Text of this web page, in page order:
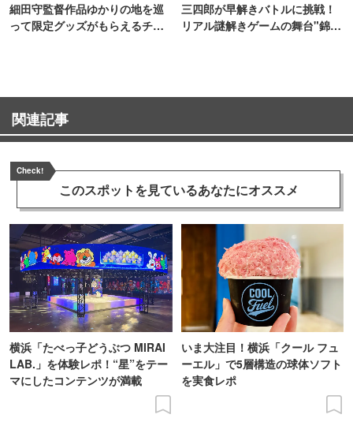
細田守監督作品ゆかりの地を巡
って限定グッズがもらえるチャ
三四郎が早解きバトルに挑戦！
リアル謎解きゲームの舞台"錦糸
関連記事
Check!
このスポットを見ているあなたにオススメ
横浜「たべっ子どうぶつ MIRAI
LAB.」を体験レポ！“星”をテー
マにしたコンテンツが満載
いま大注目！横浜「クール フュ
ーエル」で5層構造の球体ソフト
を実食レポ